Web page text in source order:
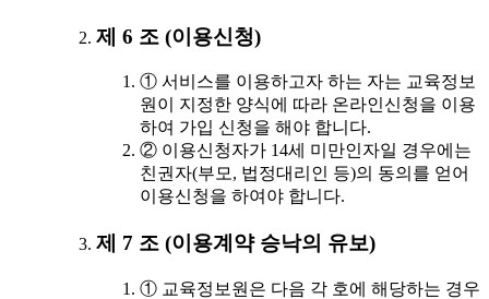
제 6 조 (이용신청)
① 서비스를 이용하고자 하는 자는 교육정보
원이 지정한 양식에 따라 온라인신청을 이용
하여 가입 신청을 해야 합니다.
② 이용신청자가 14세 미만인자일 경우에는
친권자(부모, 법정대리인 등)의 동의를 얻어
이용신청을 하여야 합니다.
제 7 조 (이용계약 승낙의 유보)
① 교육정보원은 다음 각 호에 해당하는 경우